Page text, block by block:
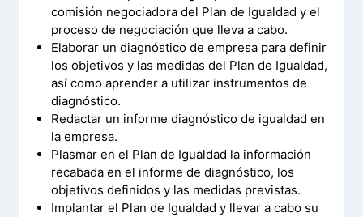
comisión negociadora del Plan de Igualdad y el
proceso de negociación que lleva a cabo.
Elaborar un diagnóstico de empresa para definir
los objetivos y las medidas del Plan de Igualdad,
así como aprender a utilizar instrumentos de
diagnóstico.
Redactar un informe diagnóstico de igualdad en
la empresa.
Plasmar en el Plan de Igualdad la información
recabada en el informe de diagnóstico, los
objetivos definidos y las medidas previstas.
Implantar el Plan de Igualdad y llevar a cabo su